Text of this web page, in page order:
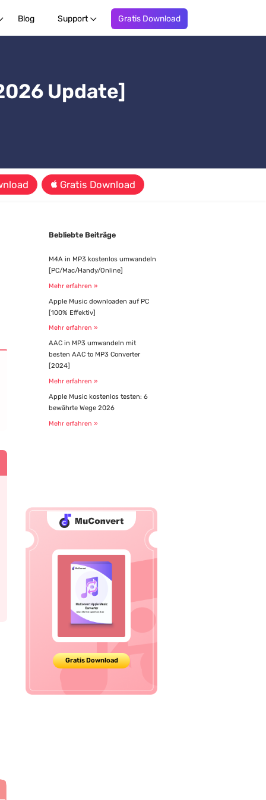
Blog Support Gratis Download
Update]
Gratis Download
Bebliebte Beiträge
M4A in MP3 kostenlos umwandeln
[PC/Mac/Handy/Online]
Mehr erfahren »
Apple Music downloaden auf PC
[100% Effektiv]
Mehr erfahren »
AAC in MP3 umwandeln mit
besten AAC to MP3 Converter
[2024]
Mehr erfahren »
Apple Music kostenlos testen: 6
bewährte Wege 2026
Mehr erfahren »
Gratis Download